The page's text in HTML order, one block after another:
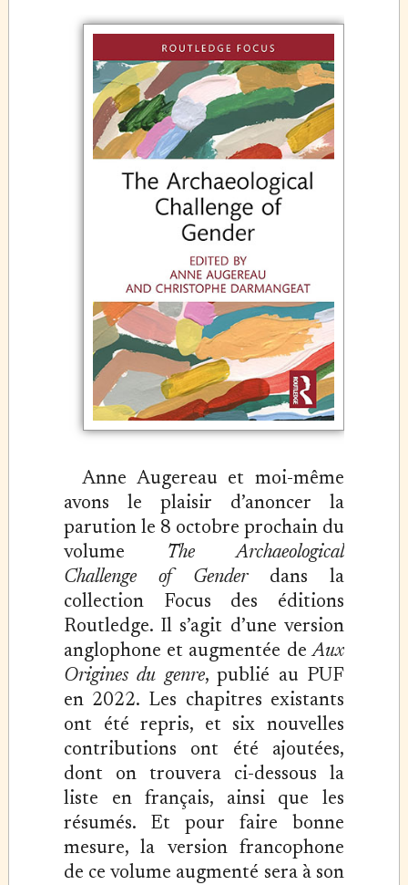
Anne Augereau et moi-même
avons le plaisir d’anoncer la
parution le 8 octobre prochain du
volume The Archaeological
Challenge of Genderdans la
collection Focus des éditions
Routledge. Il s’agit d’une version
anglophone et augmentée deAux
Origines du genre, publié au PUF
en 2022. Les chapitres existants
ont été repris, et six nouvelles
contributions ont été ajoutées,
dont on trouvera ci-dessous la
liste en français, ainsi que les
résumés. Et pour faire bonne
mesure, la version francophone
de ce volume augmenté sera à son